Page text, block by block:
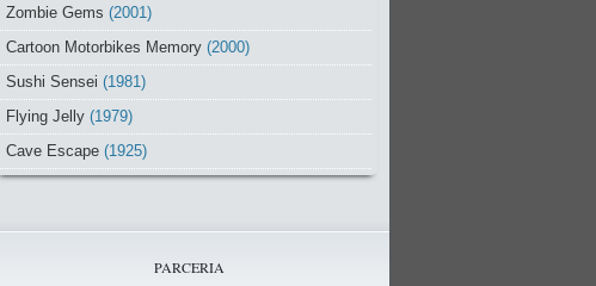
Zombie Gems (2001)
Cartoon Motorbikes Memory (2000)
Sushi Sensei (1981)
Flying Jelly (1979)
Cave Escape (1925)
PARCERIA